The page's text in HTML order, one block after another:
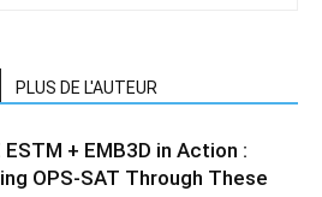
PLUS DE L'AUTEUR
ESTM + EMB3D in Action :
OPS-SAT Through These